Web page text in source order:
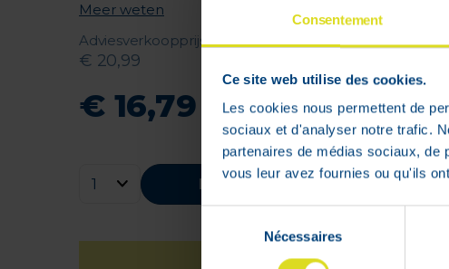
Consentement
Ce site web utilise des cookies.
Les cookies nous permettent de
sociaux et d'analyser notre trafic.
partenaires de médias sociaux, de
vous leur avez fournies ou qu'ils
consentement
Nécessaires
Meer weten
Adviesverkoopprijs:
€ 20,99
€ 16,79
Bestellen